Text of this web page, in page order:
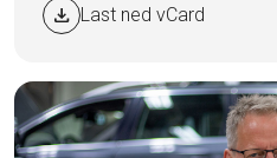
download Last ned vCard